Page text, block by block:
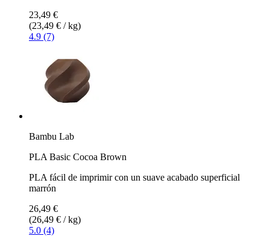
23,49 €
(23,49 € / kg)
4.9 (7)
Bambu Lab
PLA Basic Cocoa Brown
PLA fácil de imprimir con un suave acabado superficial
marrón
26,49 €
(26,49 € / kg)
5.0 (4)